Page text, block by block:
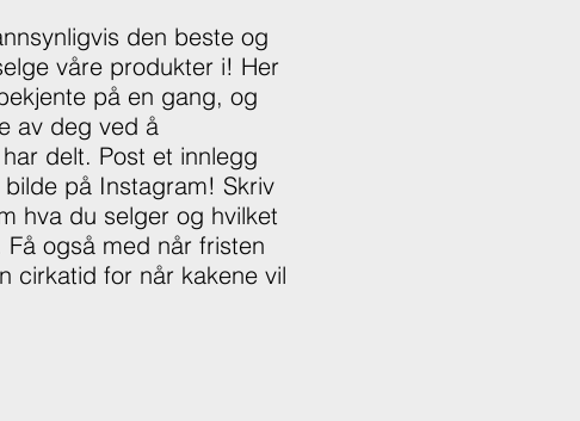
den beste og
våre produkter i! Her
på en gang, og
av deg ved å
delt. Post et innlegg
på Instagram! Skriv
hva du selger og hvilket
også med når fristen
cirkatid for når kakene vil